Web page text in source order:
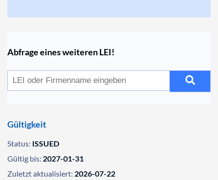
Abfrage eines weiteren LEI!
Gültigkeit
Status: ISSUED
Gültig bis: 2027-01-31
Zuletzt aktualisiert: 2026-07-22